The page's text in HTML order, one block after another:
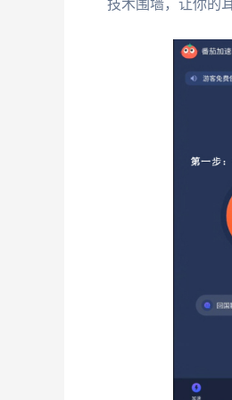
技术围墙，让你的